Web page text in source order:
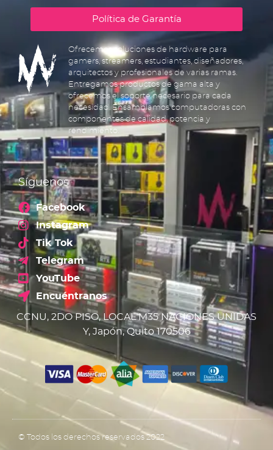
Política de Garantía
Ofrecemos soluciones de hardware para
gamers, streamers, estudiantes, diseñadores,
arquitectos y profesionales de varias ramas.
Entregamos productos de gama alta y
ofrecemos el soporte necesario para cada
necesidad. Ensamblamos computadoras con
componentes de calidad, potencia y
rendimiento.
Síguenos
Facebook
Instagram
Tik Tok
Telegram
YouTube
Encuéntranos
CCNU, 2DO PISO, LOCAL M35 NACIONES UNIDAS
Y, Japón, Quito 170506
© Todos los derechos reservados 2022